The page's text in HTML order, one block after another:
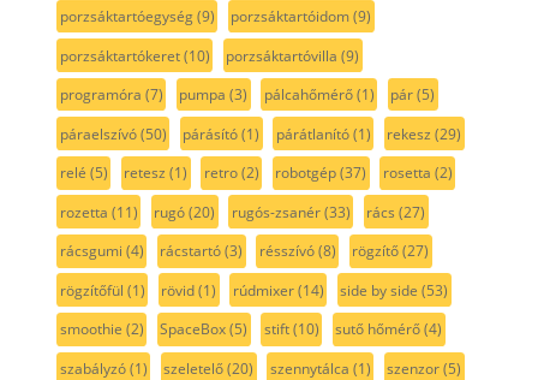
porzsáktartóegység(9) porzsáktartóidom(9)
porzsáktartókeret(10) porzsáktartóvilla (9)
programóra (7) pumpa (3) pálcahőmérő(1) pár(5)
páraelszívó(50) párásító(1) párátlanító(1) rekesz (29)
relé (5) retesz (1) retro(2) robotgép(37) rosetta (2)
rozetta (11) rugó(20) rugós-zsanér(33) rács (27)
rácsgumi (4) rácstartó(3) résszívó(8) rögzítő(27)
rögzítőfül (1) rövid(1) rúdmixer(14) side by side (53)
smoothie (2) SpaceBox(5) stift(10) sutő hőmérő(4)
szabályzó(1) szeletelő(20) szennytálca (1) szenzor(5)